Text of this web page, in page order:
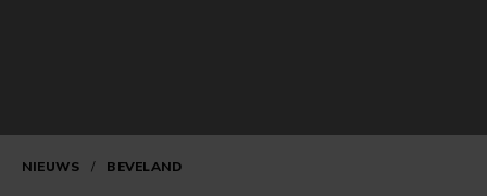
NIEUWS / BEVELAND